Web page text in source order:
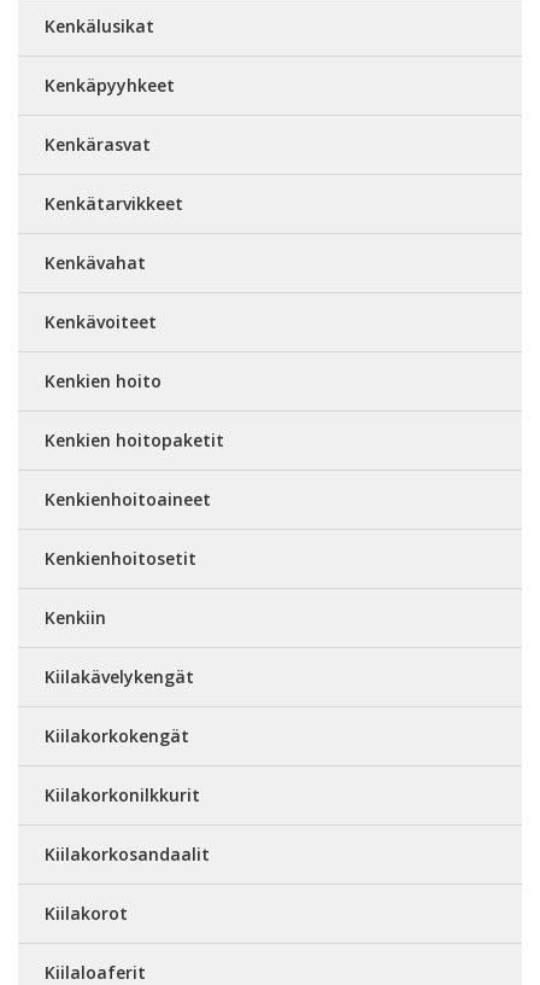
Kenkälusikat
Kenkäpyyhkeet
Kenkärasvat
Kenkätarvikkeet
Kenkävahat
Kenkävoiteet
Kenkien hoito
Kenkien hoitopaketit
Kenkienhoitoaineet
Kenkienhoitosetit
Kenkiin
Kiilakävelykengät
Kiilakorkokengät
Kiilakorkonilkkurit
Kiilakorkosandaalit
Kiilakorot
Kiilaloaferit